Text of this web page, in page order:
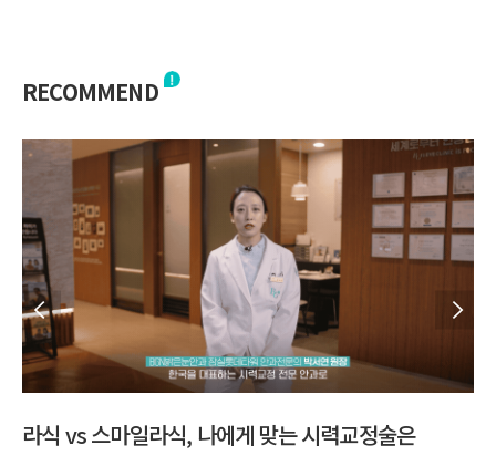
RECOMMEND
라식 vs 스마일라식, 나에게 맞는 시력교정술은